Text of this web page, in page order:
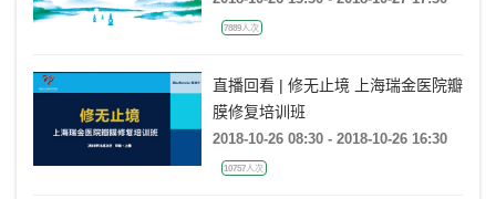
分会首届学术年会/第六届浙江绿城
7889人次
直播回看 | 修无止境 上海瑞金医院瓣
膜修复培训班
2018-10-26 08:30 - 2018-10-26 16:30
10757人次